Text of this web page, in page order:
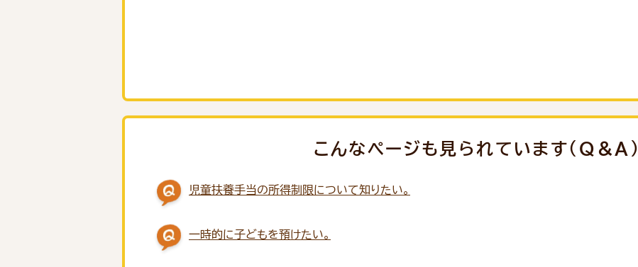
こんなページも見られています（Q＆A）
児童扶養手当の所得制限について知りたい。
一時的に子どもを預けたい。